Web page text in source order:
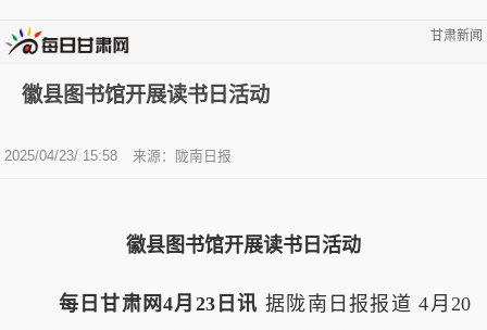
甘肃新闻
徽县图书馆开展读书日活动
2025/04/23/ 15:58 来源：陇南日报
徽县图书馆开展读书日活动
每日甘肃网4月23日讯 据陇南日报报道 4月20